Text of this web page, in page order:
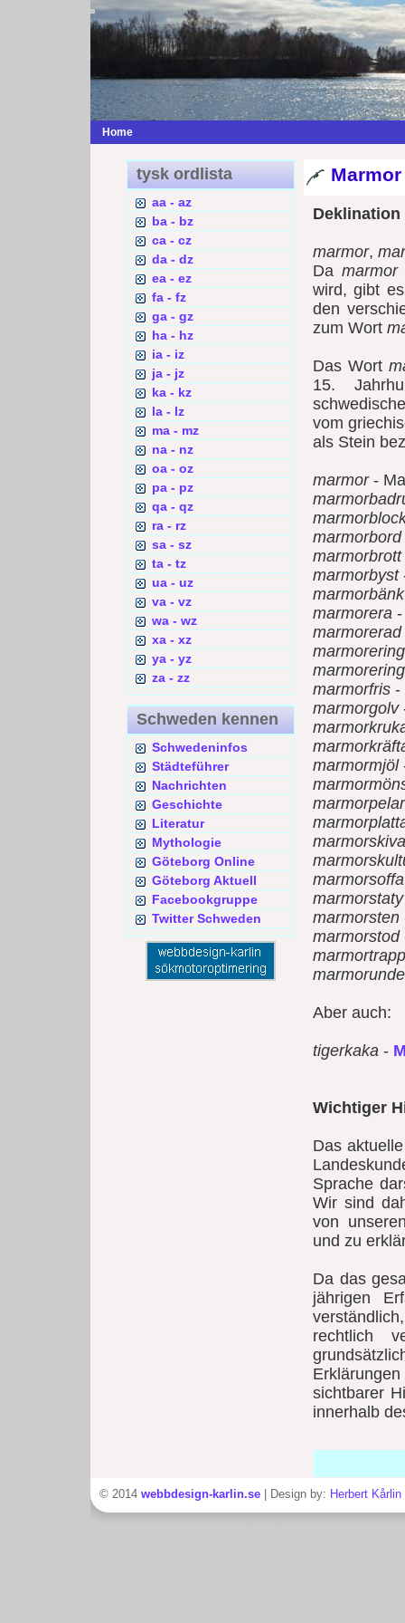
Home
tysk ordlista
aa - az
ba - bz
ca - cz
da - dz
ea - ez
fa - fz
ga - gz
ha - hz
ia - iz
ja - jz
ka - kz
la - lz
ma - mz
na - nz
oa - oz
pa - pz
qa - qz
ra - rz
sa - sz
ta - tz
ua - uz
va - vz
wa - wz
xa - xz
ya - yz
za - zz
Schweden kennen
Schwedeninfos
Städteführer
Nachrichten
Geschichte
Literatur
Mythologie
Göteborg Online
Göteborg Aktuell
Facebookgruppe
Twitter Schweden
marmor,
Damarmor
wird, gibt
den
zum Wort
Das Wort
15.
vom
als Stein
marmor-
marmorbord
marmorbrott
marmorbyst
marmorbänk
marmorera
marmorerad
marmorering
marmorfris -
marmorgolv
marmormjöl
marmorskiva
marmorsoffa
marmorstaty
marmorsten
marmorstod
Aber auch:
tigerkaka -
Wichtiger
Das
Sprache
Wir sind
von
und zu
Da das
jährigen
rechtlich
sichtbarer
innerhalb
© 2014 webbdesign-karlin.se | Design by: Herbert Kårlin